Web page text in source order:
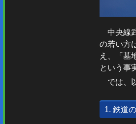
中央線
の若い方
え、「墓
という事
では、
1. 鉄道